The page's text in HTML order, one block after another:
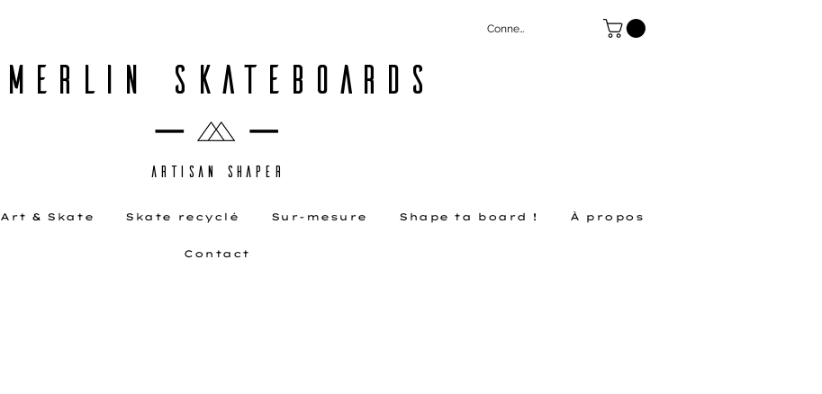
Connexion
MERLIN SKATEBOARDS
ARTISAN SHAPER
Art & Skate Skate recyclé Sur-mesure Shape ta board ! À propos
Contact